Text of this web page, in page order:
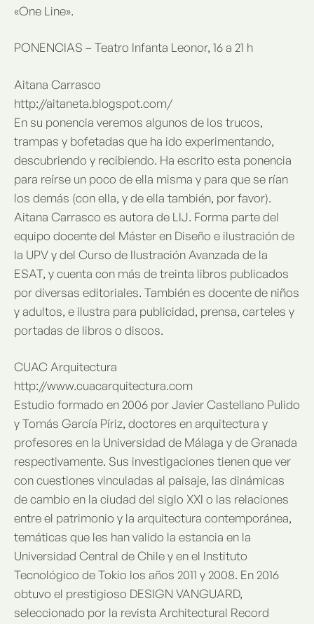
«One Line».
PONENCIAS – Teatro Infanta Leonor, 16 a 21 h
Aitana Carrasco
http://aitaneta.blogspot.com/
En su ponencia veremos algunos de los trucos,
trampas y bofetadas que ha ido experimentando,
descubriendo y recibiendo. Ha escrito esta ponencia
para reírse un poco de ella misma y para que se rían
los demás (con ella, y de ella también, por favor).
Aitana Carrasco es autora de LIJ. Forma parte del
equipo docente del Máster en Diseño e ilustración de
la UPV y del Curso de Ilustración Avanzada de la
ESAT, y cuenta con más de treinta libros publicados
por diversas editoriales. También es docente de niños
y adultos, e ilustra para publicidad, prensa, carteles y
portadas de libros o discos.
CUAC Arquitectura
http://www.cuacarquitectura.com
Estudio formado en 2006 por Javier Castellano Pulido
y Tomás García Píriz, doctores en arquitectura y
profesores en la Universidad de Málaga y de Granada
respectivamente. Sus investigaciones tienen que ver
con cuestiones vinculadas al paisaje, las dinámicas
de cambio en la ciudad del siglo XXI o las relaciones
entre el patrimonio y la arquitectura contemporánea,
temáticas que les han valido la estancia en la
Universidad Central de Chile y en el Instituto
Tecnológico de Tokio los años 2011 y 2008. En 2016
obtuvo el prestigioso DESIGN VANGUARD,
seleccionado por la revista Architectural Record